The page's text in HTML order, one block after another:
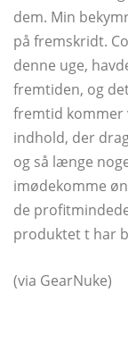
dem. Min
på fremskridt.
denne uge,
fremtiden, og
fremtid kommer
indhold, der
og så længe
imødekomme
de
produktet t har
(via GearNuke)